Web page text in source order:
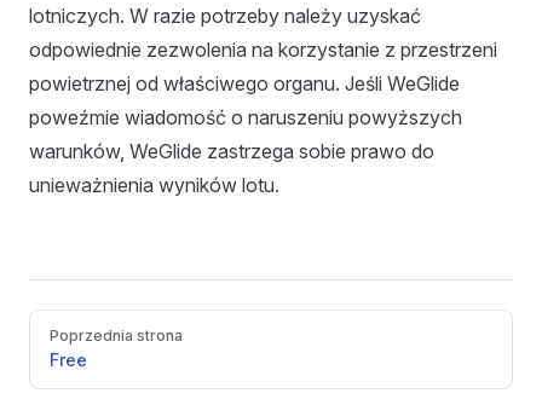
lotniczych. W razie potrzeby należy uzyskać
odpowiednie zezwolenia na korzystanie z przestrzeni
powietrznej od właściwego organu. Jeśli WeGlide
poweźmie wiadomość o naruszeniu powyższych
warunków, WeGlide zastrzega sobie prawo do
unieważnienia wyników lotu.
Pager
Poprzednia strona
Free